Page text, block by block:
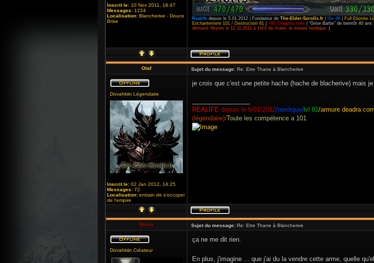
Inscrit le: 10 Nov 2011, 18:47
Messages: 1224
Localisation: Blancherive - Douce
Brise
Realife depuis le 5.01.2012 | Fondateur de The-Elder-Scrolls.fr Niv 66
Full Ebonite
Enchantement 101 / Destruction 81
+80_Dragons tués | "Grise Barbe" de bientôt 40 ans |
démarré Skyrim le 12.11.2011 à 1h01 du matin, la minute fatidique.
Olaf Sujet du message: Re: Etre Thane à Blancherive
Dovahkiin Légendaire
Inscrit le: 02 Jan 2012, 14:25
Messages: 72
Localisation: entrain de s'occuper
de l'empire
je crois que c'est une petite hache (hache de blacherive) mais
REALIFE depuis le 6/01/2012/nordique/ lvl 81/armure deadra
(légendaire)/Toute les compétence a 101
Bioris Sujet du message: Re: Etre Thane à Blancherive
Dovahkiin Créateur
ça ne me dit rien.
En plus, j'imagine ... que j'ai du la vendre cette arme, quelle